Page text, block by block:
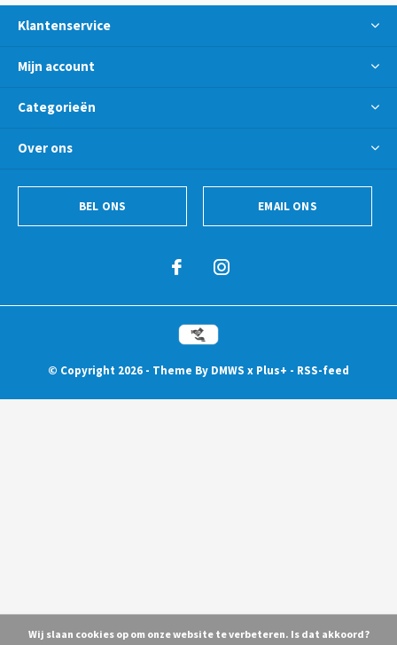
Klantenservice
Mijn account
Categorieën
Over ons
BEL ONS EMAIL ONS
© Copyright 2026 - Theme By DMWS x Plus+ - RSS-feed
Wij slaan cookies op om onze website te verbeteren. Is dat akkoord?